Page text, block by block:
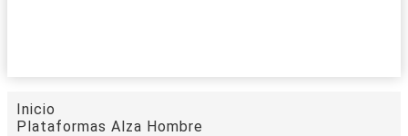
Inicio
Plataformas Alza Hombre